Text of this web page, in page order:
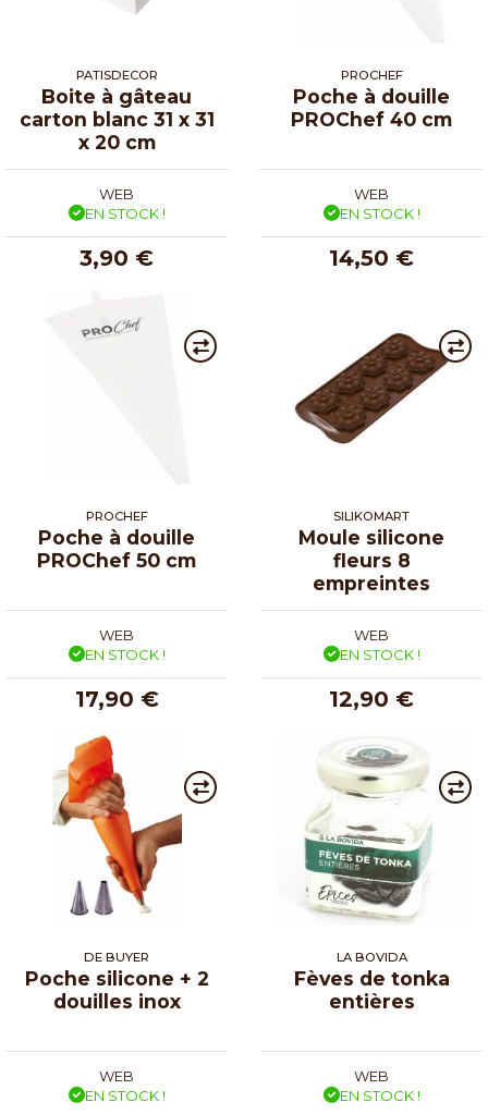
PATISDECOR
Boite à gâteau
carton blanc 31 x 31
x 20 cm
WEB
EN STOCK !
3,90 €
PROCHEF
Poche à douille
PROChef 40 cm
WEB
EN STOCK !
14,50 €
PROCHEF
Poche à douille
PROChef 50 cm
WEB
EN STOCK !
17,90 €
SILIKOMART
Moule silicone
fleurs 8
empreintes
WEB
EN STOCK !
12,90 €
DE BUYER
Poche silicone + 2
douilles inox
WEB
EN STOCK !
LA BOVIDA
Fèves de tonka
entières
WEB
EN STOCK !